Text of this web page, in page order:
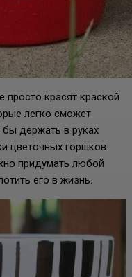
красят краской
легко сможет
держать в руках
цветочных горшков
придумать любой
его в жизнь.